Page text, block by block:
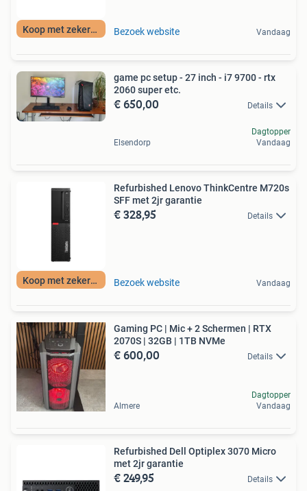
Koop met zekerheid Bezoek website Vandaag
game pc setup - 27 inch - i7 9700 - rtx
2060 super etc.
€ 650,00 Details
Elsendorp
Dagtopper
Vandaag
Koop met zekerheid
Refurbished Lenovo ThinkCentre M720s
SFF met 2jr garantie
€ 328,95 Details
Bezoek website Vandaag
Gaming PC | Mic + 2 Schermen | RTX
2070S | 32GB | 1TB NVMe
€ 600,00 Details
Almere
Dagtopper
Vandaag
Refurbished Dell Optiplex 3070 Micro
met 2jr garantie
€ 249,95 Details